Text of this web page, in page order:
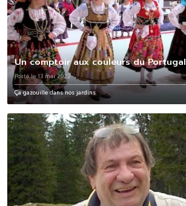
Un comptoir aux couleurs du Portugal
Posté le 13 mai 2022
Ça gazouille dans nos jardins